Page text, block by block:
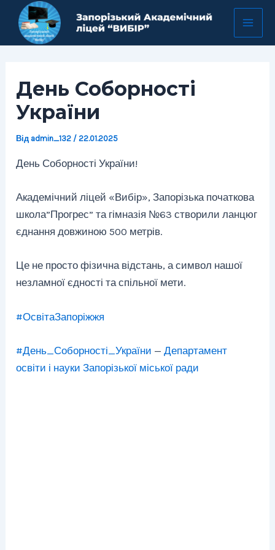
Перейти
вмісту
День Соборності
України
Від admin_132 /22.01.2025
День Соборності України!
Академічний ліцей «Вибір», Запорізька початкова
школа”Прогрес” та гімназія №63 створили ланцюг
єднання довжиною 500 метрів.
Це не просто фізична відстань, а символ нашої
незламної єдності та спільної мети.
#ОсвітаЗапоріжжя
#День_Соборності_України —Департамент
освіти і науки Запорізької міської ради
Навігація
запису